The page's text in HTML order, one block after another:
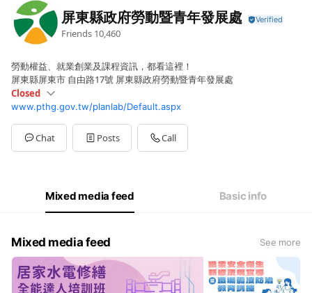
屏東縣政府勞動暨青年發展處
Friends 10,460
勞動權益、就業創業及課程資訊，都看這裡！
屏東縣屏東市 自由路17號 屏東縣政府勞動暨青年發展處
Closed
SunClosed
Mon08:00 - 17:00
Tue08:00 - 17:00
Wed08:00 - 17:00
午休時間12:00 - 13:00
www.pthg.gov.tw/planlab/Default.aspx
Chat Posts Call
Mixed media feed Basic info
Mixed media feed See more